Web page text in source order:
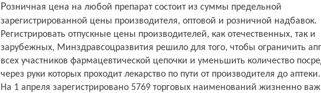
Розничная цена на любой препарат состоит из суммы предельной
зарегистрированной цены производителя, оптовой и розничной надбавок.
Регистрировать отпускные цены производителей, как отечественных, так и
зарубежных, Минздравсоцразвития решило для того, чтобы ограничить
всех участников фармацевтической цепочки и уменьшить количество
через руки которых проходит лекарство по пути от производителя до аптеки.
На 1 апреля зарегистрировано 5769 торговых наименований жизненно